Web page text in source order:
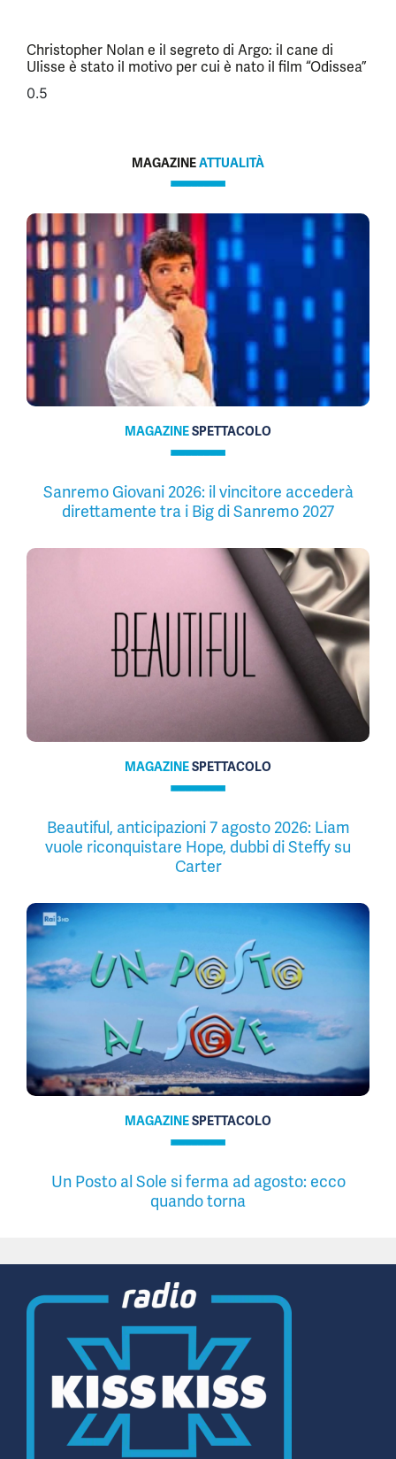
Christopher Nolan e il segreto di Argo: il cane di
Ulisse è stato il motivo per cui è nato il film “Odissea”
MAGAZINEATTUALITÀ
MAGAZINESPETTACOLO
Sanremo Giovani 2026: il vincitore accederà
direttamente tra i Big di Sanremo 2027
MAGAZINESPETTACOLO
Beautiful, anticipazioni 7 agosto 2026: Liam
vuole riconquistare Hope, dubbi di Steffy su
Carter
MAGAZINESPETTACOLO
Un Posto al Sole si ferma ad agosto: ecco
quando torna